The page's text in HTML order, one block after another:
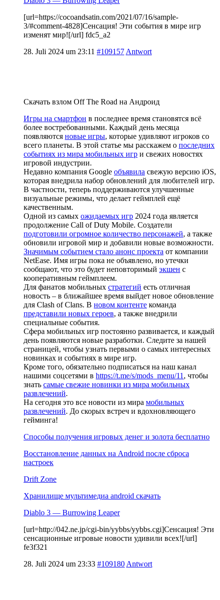
[url=https://cocoandsatin.com/2021/07/16/sample-
3/#comment-4828]Сенсация! Эти события в мире игр
изменят мир![/url] fdc5_a2
28. Juli 2024 um 23:11 #109157 Antwort
Скачать взлом Off The Road на Андроид
Игры на смартфон в последнее время становятся всё
более востребованными. Каждый день месяца
появляются новые игры, которые удивляют игроков со
всего планеты. В этой статье мы расскажем о последних
событиях из мира мобильных игр и свежих новостях
игровой индустрии.
Недавно компания Google объявила свежую версию iOS,
которая внедрила набор обновлений для любителей игр.
В частности, теперь поддерживаются улучшенные
визуальные режимы, что делает геймплей ещё
качественным.
Одной из самых ожидаемых игр 2024 года является
продолжение Call of Duty Mobile. Создатели
подготовили огромное количество персонажей, а также
обновили игровой мир и добавили новые возможности.
Значимым событием стало анонс проекта от компании
NetEase. Имя игры пока не объявлено, но утечки
сообщают, что это будет неповторимый экшен с
кооперативным геймплеем.
Для фанатов мобильных стратегий есть отличная
новость – в ближайшее время выйдет новое обновление
для Clash of Clans. В новом контенте команда
представили новых героев, а также внедрили
специальные события.
Сфера мобильных игр постоянно развивается, и каждый
день появляются новые разработки. Следите за нашей
страницей, чтобы узнать первыми о самых интересных
новинках и событиях в мире игр.
Кроме того, обязательно подписаться на наш канал
нашими соцсетями в https://t.me/s/mods_menu/11 , чтобы
знать самые свежие новинки из мира мобильных
развлечений.
На сегодня это все новости из мира мобильных
развлечений. До скорых встреч и вдохновляющего
гейминга!
Способы получения игровых денег и золота бесплатно
Восстановление данных на Android после сброса
настроек
Drift Zone
Хранилище мультимедиа android скачать
Diablo 3 — Burrowing Leaper
[url=http://042.ne.jp/cgi-bin/yybbs/yybbs.cgi]Сенсация! Эти
сенсационные игровые новости удивили всех![/url]
fe3f321
28. Juli 2024 um 23:33 #109180 Antwort